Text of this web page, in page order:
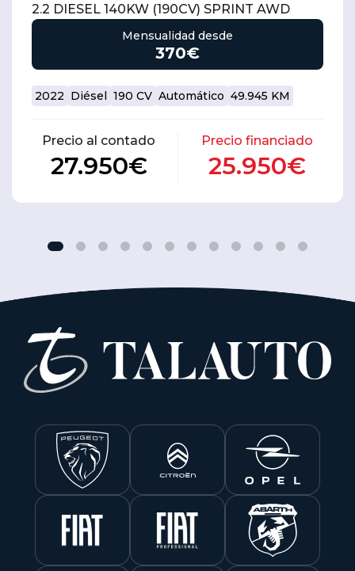
2.2 DIESEL 140KW (190CV) SPRINT AWD
Mensualidad desde
370€
2022 Diésel 190 CV Automático 49.945 KM
Precio al contado
27.950€
Precio financiado
25.950€